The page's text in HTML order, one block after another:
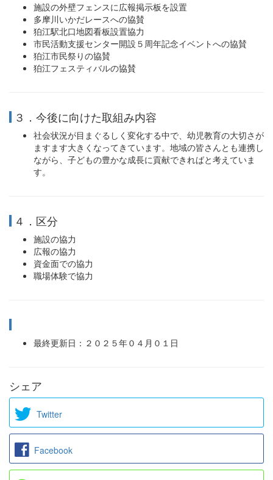
施設の外壁フェンスに広報掲示板を設置
多摩川いかだレースへの協賛
狛江駅北口地図看板設置協力
市民活動支援センター開設５周年記念イベントへの協賛
狛江市民祭りの協賛
狛江フェスティバルの協賛
３．今後に向けた取組み内容
社会状況が目まぐるしく変化する中で、幼児教育の大切さが
ますます大きくなってきています。地域の皆さんとも連携し
ながら、子どもの豊かな成長に貢献できればと考えていま
す。
４．区分
施設の協力
広報の協力
資金面での協力
職場体験で協力
最終更新日：２０２５年０４月０１日
シェア
Twitter
Facebook